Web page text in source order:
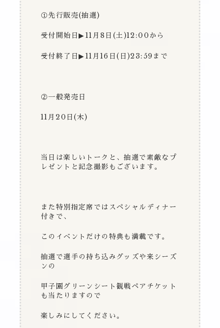
①先行販売(抽選)
受付開始日 ▶ 11 月 8 日 (土 )12:00 から
受付終了日 ▶ 11 月16 日 ( 日 )23:59 まで
②一般発売日
11 月 20 日 (木)
当日は楽しいトークと、抽選で素敵なプ
レゼントと記念撮影もございます。
また特別指定席ではスペシャルディナー
付きで、
このイベントだけの特典も満載です。
抽選で選手の持ち込みグッズや来シーズ
ンの
甲子園グリーンシート観戦ペアチケット
も当たりますので
楽しみにしてください。